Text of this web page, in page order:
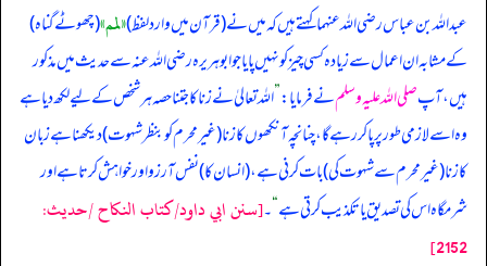
عبداللہ بن عباس رضی اللہ عنہما کہتے ہیں کہمیں نے (قرآن میں وارد لفظ)«لمم»(چھوٹے گناہ)
کے مشابہ ان اعمال سے زیادہ کسی چیز کو نہیں پایا جو ابوہریرہ رضی اللہ عنہ سے حدیث میں مذکور
ہیں، آپصلی اللہ علیہ وسلمنے فرمایا:”اللہ تعالیٰ نے زنا کا جتنا حصہ ہر شخص کے لیے لکھ دیا ہے
وہ اسے لازمی طور پر پا کر رہے گا، چنانچہ آنکھوں کا زنا (غیر محرم کو بنظر شہوت) دیکھنا ہے زبان
کا زنا (غیر محرم سے شہوت کی) بات کرنی ہے، (انسان کا) نفس آرزو اور خواہش کرتا ہے اور
شرمگاہ اس کی تصدیق یا تکذیب کرتی ہے“۔[سنن ابي داود/كتاب النكاح /حدیث:
2152]